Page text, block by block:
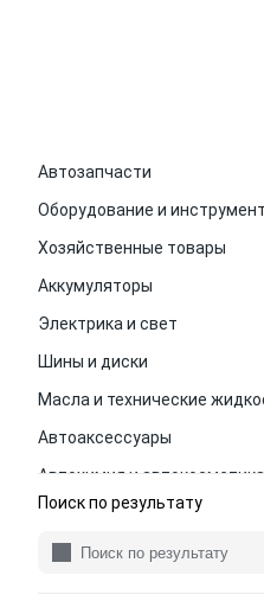
Автозапчасти
Оборудование и инструмент
Хозяйственные товары
Аккумуляторы
Электрика и свет
Шины и диски
Масла и технические
Автоаксессуары
Автохимия и автокосметика
Поиск по результату